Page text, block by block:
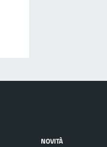
NOVITÀ